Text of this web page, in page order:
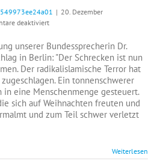
| 20. Dezember
deaktiviertfür
ist
nicht
mehr
sicher
unserer Bundessprecherin Dr.
in Berlin: "Der Schrecken ist nun
Der radikalislamische Terror hat
Ein tonnenschwerer
in eine Menschenmenge gesteuert.
sich auf Weihnachten freuten und
und zum Teil schwer verletzt
Weiterlesen